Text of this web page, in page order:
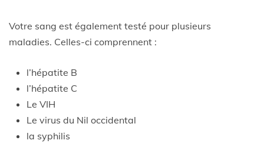
Votre sang est également testé pour plusieurs
maladies. Celles-ci comprennent :
l’hépatite B
l’hépatite C
Le VIH
Le virus du Nil occidental
la syphilis